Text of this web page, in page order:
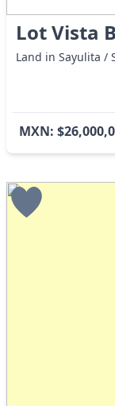
Lot Vista
Land in Sayulita /
MXN: